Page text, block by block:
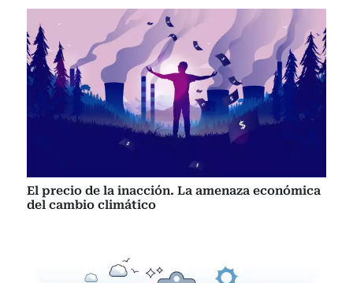
El precio de la inacción. La amenaza económica
del cambio climático